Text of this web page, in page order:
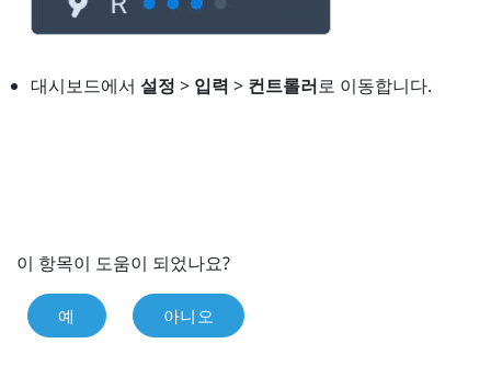
대시보드에서 설정 > 입력 > 컨트롤러로 이동합니다.
이 항목이 도움이 되었나요?
예 아니오